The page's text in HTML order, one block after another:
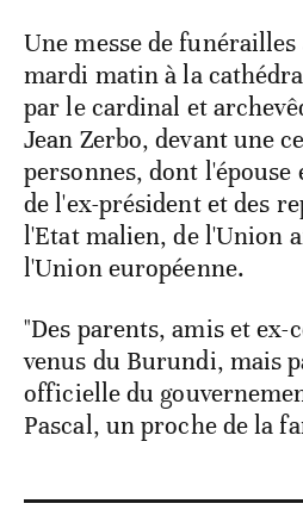
Une messe de funérailles
mardi matin à la
par le cardinal et
Jean Zerbo, devant une
personnes, dont
de l'ex-président et des
l'Etat malien, de l'Union
l'Union européenne.
"Des parents, amis et
venus du Burundi, mais
officielle du
Pascal, un proche de la